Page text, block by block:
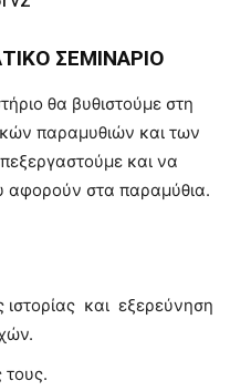
ΣΕΜΙΝΑΡΙΟ
θα βυθιστούμε στη
παραμυθιών και των
και να
αφορούν στα παραμύθια.
και εξερεύνηση